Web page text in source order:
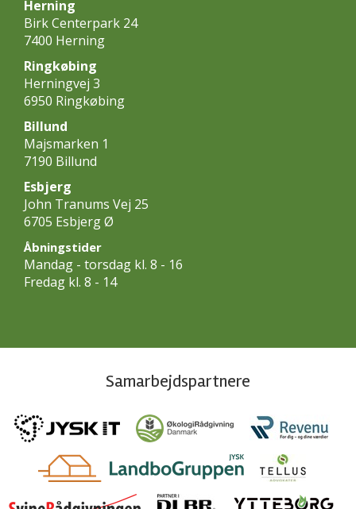
Herning
Birk Centerpark 24
7400 Herning
Ringkøbing
Herningvej 3
6950 Ringkøbing
Billund
Majsmarken 1
7190 Billund
Esbjerg
John Tranums Vej 25
6705 Esbjerg Ø
Åbningstider
Mandag - torsdag kl. 8 - 16
Fredag kl. 8 - 14
Samarbejdspartnere